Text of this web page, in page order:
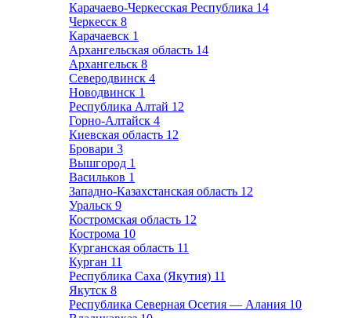
Карачаево-Черкесская Республика 14
Черкесск 8
Карачаевск 1
Архангельская область 14
Архангельск 8
Северодвинск 4
Новодвинск 1
Республика Алтай 12
Горно-Алтайск 4
Киевская область 12
Бровари 3
Вышгород 1
Васильков 1
Западно-Казахстанская область 12
Уральск 9
Костромская область 12
Кострома 10
Курганская область 11
Курган 11
Республика Саха (Якутия) 11
Якутск 8
Республика Северная Осетия — Алания 10